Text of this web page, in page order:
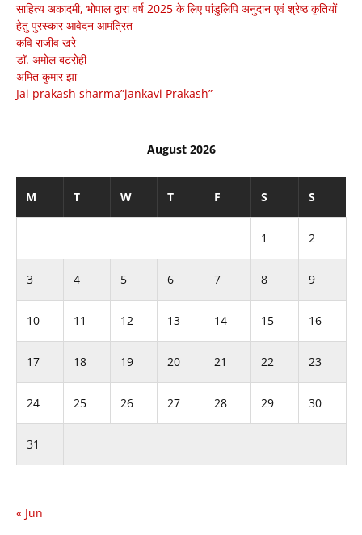
साहित्य अकादमी, भोपाल द्वारा वर्ष 2025 के लिए पांडुलिपि अनुदान एवं श्रेष्ठ कृतियों
हेतु पुरस्कार आवेदन आमंत्रित
कवि राजीव खरे
डाॅ. अमोल बटरोही
अमित कुमार झा
Jai prakash sharma”jankavi Prakash”
August 2026
M T W T F S S
1 2
3 4 5 6 7 8 9
10 11 12 13 14 15 16
17 18 19 20 21 22 23
24 25 26 27 28 29 30
31
« Jun